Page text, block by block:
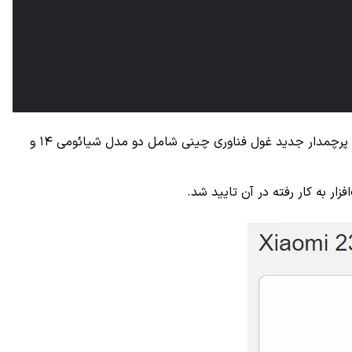
نسل جدید سری پرچمدار شیائومی موسوم به سری شیائومی ۱۴ در طی هفته جاری و در تاریخ ۴ آبان (۲۶ اکتبر) معرفی خواهد شد. سری پرچمدار جدید غول فناوری چینی شامل دو مدل شیائومی ۱۴ و